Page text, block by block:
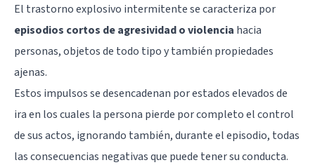
El trastorno explosivo intermitente se caracteriza por
episodios cortos de agresividad o violencia hacia
personas, objetos de todo tipo y también propiedades
ajenas.
Estos impulsos se desencadenan por estados elevados de
ira en los cuales la persona pierde por completo el control
de sus actos, ignorando también, durante el episodio, todas
las consecuencias negativas que puede tener su conducta.